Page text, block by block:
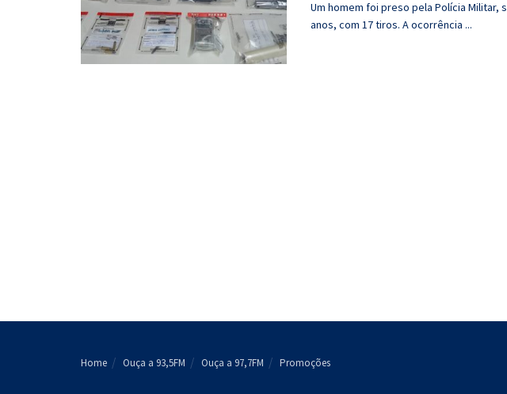
Um homem foi preso pela Polícia Militar,
anos, com 17 tiros. A ocorrência ...
Home Ouça a 93,5FM Ouça a 97,7FM Promoções